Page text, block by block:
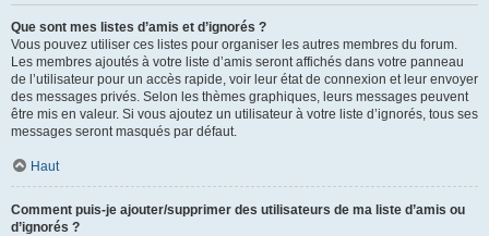
Que sont mes listes d’amis et d’ignorés ?
Vous pouvez utiliser ces listes pour organiser les autres membres du forum.
Les membres ajoutés à votre liste d’amis seront affichés dans votre panneau
de l’utilisateur pour un accès rapide, voir leur état de connexion et leur envoyer
des messages privés. Selon les thèmes graphiques, leurs messages peuvent
être mis en valeur. Si vous ajoutez un utilisateur à votre liste d’ignorés, tous ses
messages seront masqués par défaut.
Haut
Comment puis-je ajouter/supprimer des utilisateurs de ma liste d’amis ou
d’ignorés ?